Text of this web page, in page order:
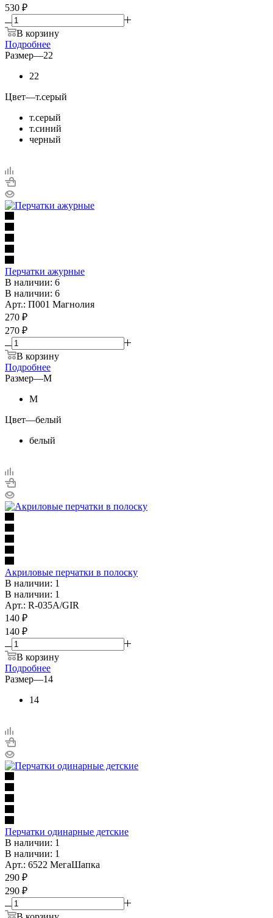
530 ₽
В корзину
Подробнее
Размер—22
22
Цвет—т.серый
т.серый
т.синий
черный
Перчатки ажурные
В наличии: 6
В наличии: 6
Арт.: П001 Магнолия
270 ₽
270 ₽
В корзину
Подробнее
Размер—M
M
Цвет—белый
белый
Акриловые перчатки в полоску
В наличии: 1
В наличии: 1
Арт.: R-035A/GIR
140 ₽
140 ₽
В корзину
Подробнее
Размер—14
14
Перчатки одинарные детские
В наличии: 1
В наличии: 1
Арт.: 6522 МегаШапка
290 ₽
290 ₽